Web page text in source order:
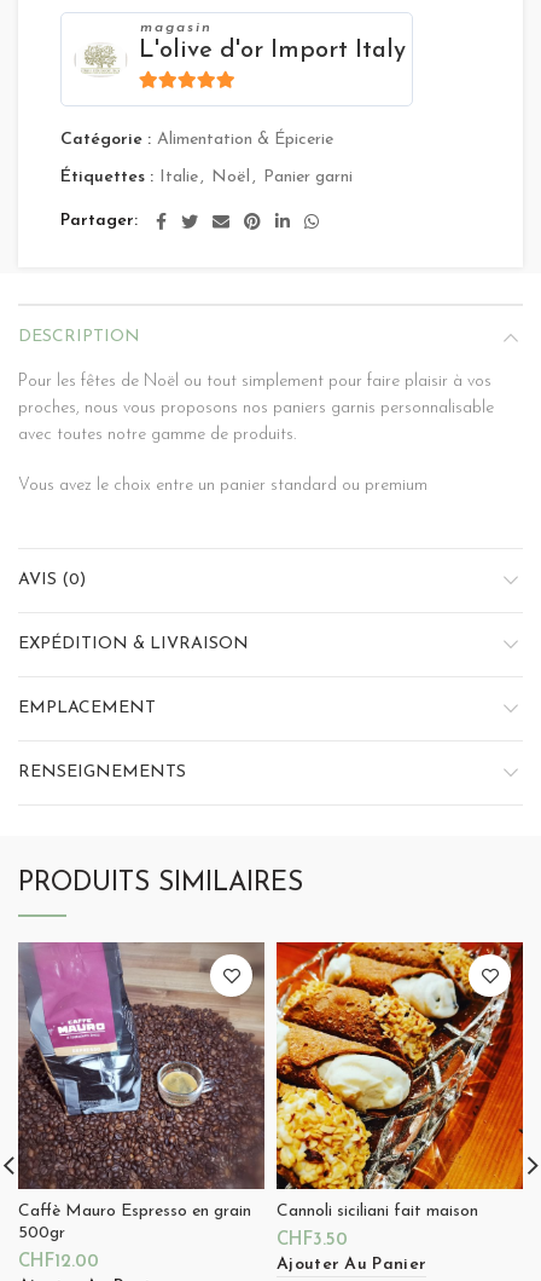
magasin
L'olive d'or Import Italy
4.8sur 5
Catégorie : Alimentation & Épicerie
Étiquettes : Italie, Noël , Panier garni
Partager
DESCRIPTION
Pour les fêtes de Noël ou tout simplement pour faire plaisir à vos
proches, nous vous proposons nos paniers garnis personnalisable
avec toutes notre gamme de produits.
Vous avez le choix entre un panier standard ou premium
AVIS (0)
EXPÉDITION & LIVRAISON
EMPLACEMENT
RENSEIGNEMENTS
PRODUITS SIMILAIRES
Caffè Mauro Espresso en grain
500gr
CHF12.00
Cannoli siciliani fait maison
CHF3.50
Ajouter Au Panier